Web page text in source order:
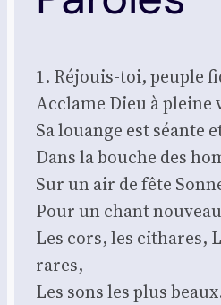
1. Réjouis-toi, peuple
Acclame Dieu à pleine
Sa louange est séante
Dans la bouche des
Sur un air de fête
Pour un chant
Les cors, les cithares,
rares,
Les sons les plus